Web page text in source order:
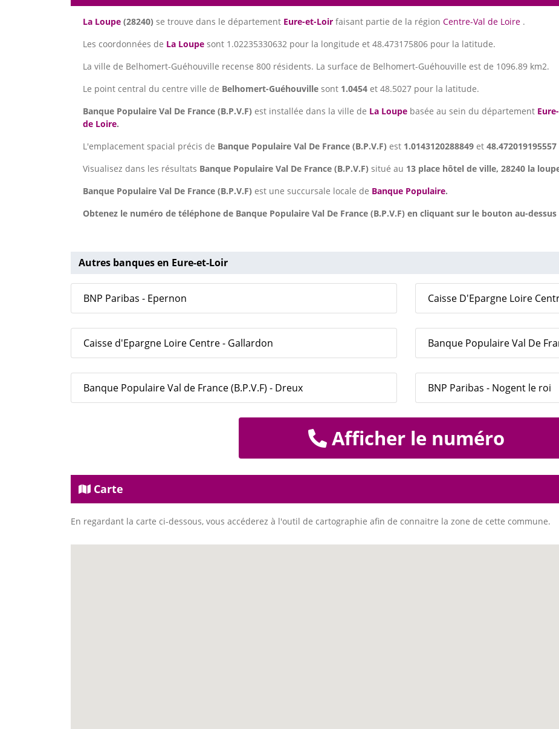
La Loupe (28240) se trouve dans le département Eure-et-Loir faisant partie de la région Centre-Val de Loire .
Les coordonnées de La Loupe sont 1.02235330632 pour la longitude et 48.473175806 pour la latitude.
La ville de Belhomert-Guéhouville recense 800 résidents. La surface de Belhomert-Guéhouville est de 1096.89 km2.
Le point central du centre ville de Belhomert-Guéhouville sont 1.0454 et 48.5027 pour la latitude.
Banque Populaire Val De France (B.P.V.F) est installée dans la ville de La Loupe basée au sein du département
de Loire.
L'emplacement spacial précis de Banque Populaire Val De France (B.P.V.F) est 1.0143120288849 et 48.472019195557
Visualisez dans les résultats Banque Populaire Val De France (B.P.V.F) situé au 13 place hôtel de ville, 28240 la
Banque Populaire Val De France (B.P.V.F) est une succursale locale de Banque Populaire.
Obtenez le numéro de téléphone de Banque Populaire Val De France (B.P.V.F) en cliquant sur le bouton au-
Autres banques en Eure-et-Loir
BNP Paribas - Epernon Caisse D'Epargne Loire
Caisse d'Epargne Loire Centre - Gallardon Banque Populaire Val De
Banque Populaire Val de France (B.P.V.F) - Dreux BNP Paribas - Nogent le roi
Afficher le numéro
Carte
En regardant la carte ci-dessous, vous accéderez à l'outil de cartographie afin de connaitre la zone de cette commune.